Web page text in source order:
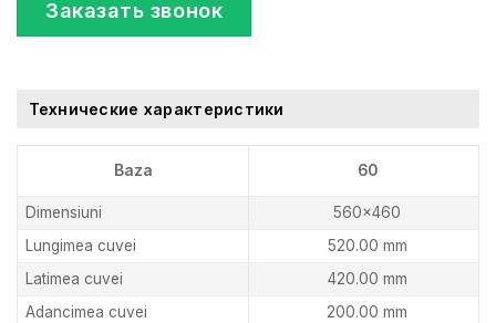
Заказать звонок
Технические характеристики
Baza 60
Dimensiuni
560×460
Lungimea cuvei
520.00 mm
Latimea cuvei
420.00 mm
Adancimea cuvei
200.00 mm